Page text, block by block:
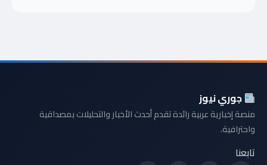
جوري نيوز
منصة إخبارية عربية رائدة تقدم أحدث الأخبار والتحليلات بمصداقية
واحترافية.
تابعنا